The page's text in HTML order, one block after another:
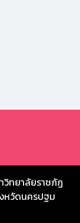
วิทยาลัยราชภัฏ
หวัดนครปฐม